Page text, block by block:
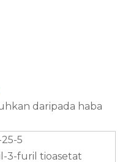
daripada haba
5
3-furil tioasetat